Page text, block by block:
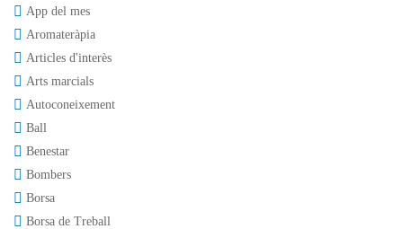
App del mes
Aromateràpia
Articles d'interès
Arts marcials
Autoconeixement
Ball
Benestar
Bombers
Borsa
Borsa de Treball